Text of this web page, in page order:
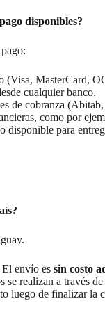
disponibles?
(Visa, MasterCard,
cualquier banco.
de cobranza
como por
disponible para
El envío es sin costo
se realizan a través
luego de finalizar la